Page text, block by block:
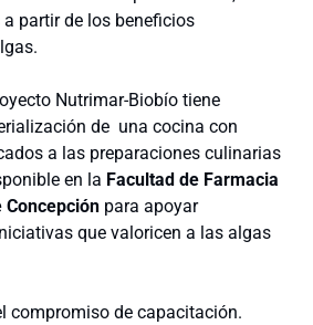
partir de los beneficios
Nutrimar-Biobío tiene
de una cocina con
a las preparaciones culinarias
en la Facultad de Farmacia
Concepción para apoyar
que valoricen a las algas
compromiso de capacitación.